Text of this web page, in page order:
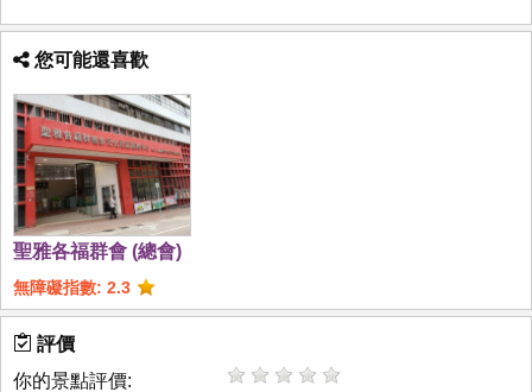
您可能還喜歡
聖雅各福群會 (總會)
無障礙指數: 2.3
評價
你的景點評價: